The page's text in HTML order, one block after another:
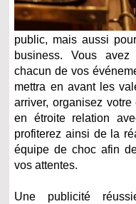
public, mais aussi
business. Vous
chacun de vos
mettra en avant les
arriver, organisez
en étroite relation
profiterez ainsi de la
équipe de choc afin
vos attentes.
Une publicité